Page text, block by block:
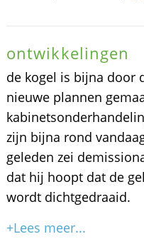
ontwikkelingen
de kogel is bijna door
nieuwe plannen
zijn bijna rond
geleden zei
dat hij hoopt dat de
wordt dichtgedraaid.
+Lees meer...